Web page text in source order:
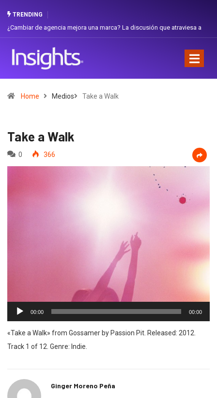
TRENDING
marca? La discusión que atraviesa a
Gabriela Herrera y el arte de
Home Medios Take a Walk
Take a Walk
0 366
Reproductor
00:00 00:00
«Take a Walk» from Gossamer by Passion Pit. Released: 2012.
Track 1 of 12. Genre: Indie.
Ginger Moreno Peña